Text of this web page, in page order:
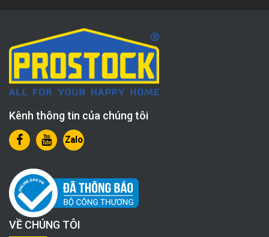
Kênh thông tin của chúng tôi
Zalo
VỀ CHÚNG TÔI